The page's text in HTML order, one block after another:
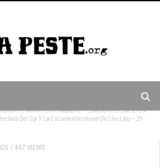
Movimiento Mapuche Y Educación Desde El Sur
Del Sur Y La Escuela Kimeltuwe De Lleu Lleu – 29
/ 457 VIEWS